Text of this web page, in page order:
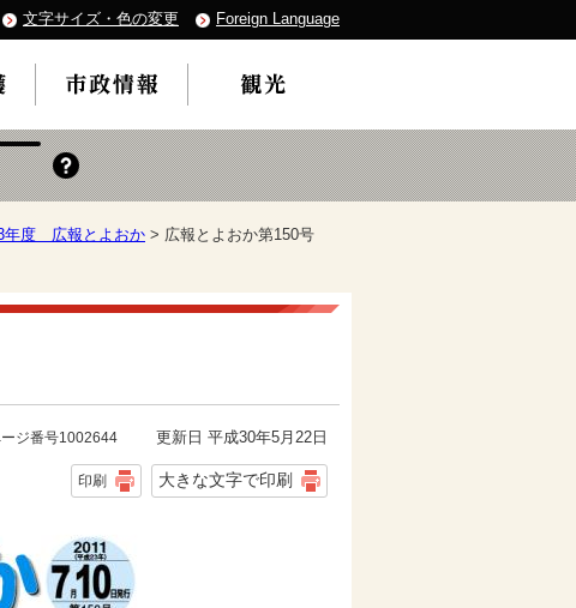
文字サイズ・色の変更 Foreign Language
年度 広報とよおか > 広報とよおか第150号
ジ番号1002644 更新日 平成30年5月22日
印刷 大きな文字で印刷